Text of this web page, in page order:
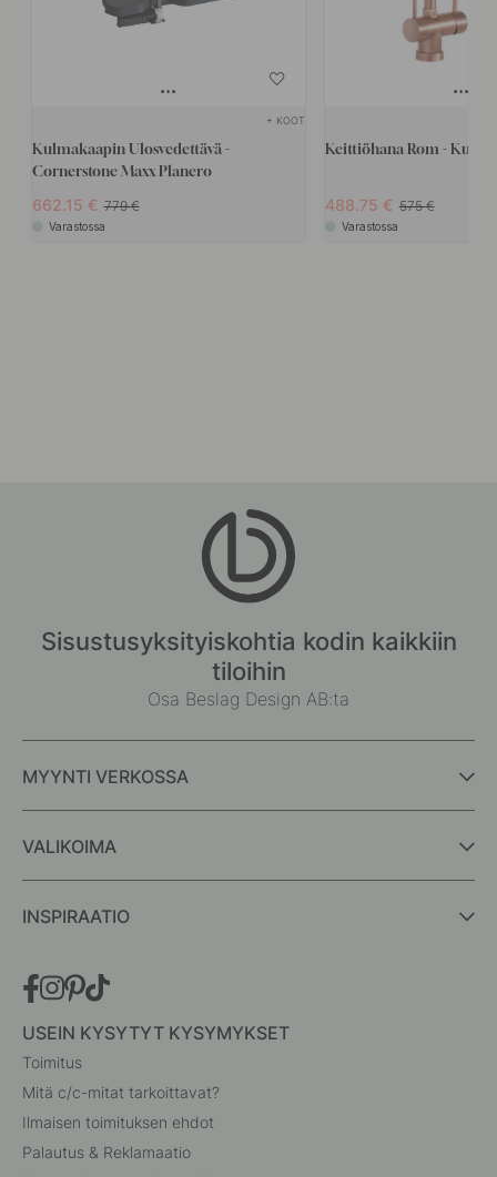
+ KOOT
Kulmakaapin Ulosvedettävä -
Cornerstone Maxx Planero
662.15 779
Varastossa
Keittiöhana Rom - Kupari
488.75 575
Varastossa
Sisustusyksityiskohtia kodin kaikkiin
tiloihin
Osa Beslag Design AB:ta
MYYNTI VERKOSSA
VALIKOIMA
INSPIRAATIO
USEIN KYSYTYT KYSYMYKSET
Toimitus
Mitä c/c-mitat tarkoittavat?
Ilmaisen toimituksen ehdot
Palautus & Reklamaatio